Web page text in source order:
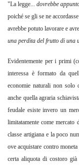
"La legge... dovrebbe
poiché se gli se ne
avrebbe potuto lavorare e
una perdita del frutto di una
Evidentemente per i primi
interessa è formato da
economie naturali non solo
anche quella agraria
feudale esiste invero un
limitatamente come
classe artigiana e la poco
ove acquistare contro
certa aliquota di costoro